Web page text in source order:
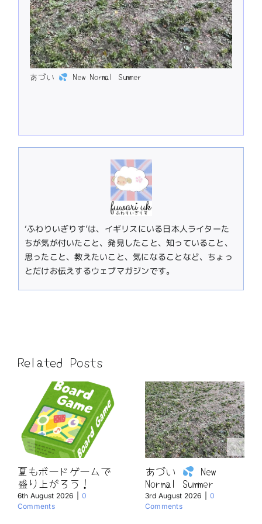
あづい New Normal Summer
‘ふわりいぎりす’は、イギリスにいる日本人ライターた
ちが気が付いたこと、発見したこと、知っていること、
思ったこと、教えたいこと、気になることなど、ちょっ
とだけお伝えするウェブマガジンです。
Related Posts
夏もボードゲームで
盛り上がろう！
6th August 2026
0
Comments
あづい
New
Normal Summer
3rd August 2026
0
Comments